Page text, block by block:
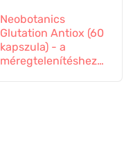
Neobotanics
Glutation Antiox (60
kapszula) - a
méregtelenítéshez